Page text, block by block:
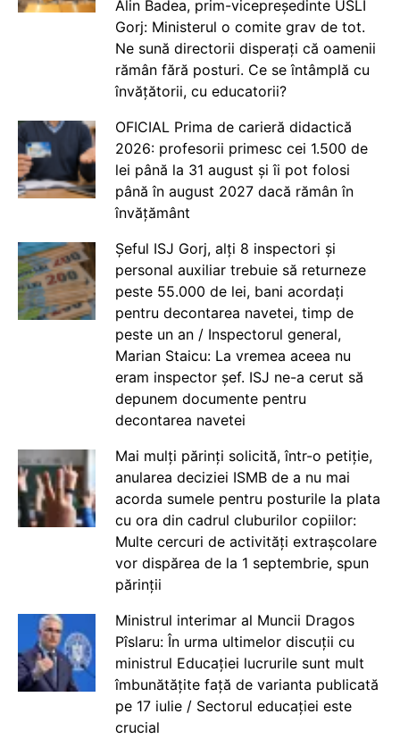
Alin Badea, prim-vicepreședinte USLI
Gorj: Ministerul o comite grav de tot.
Ne sună directorii disperați că oamenii
rămân fără posturi. Ce se întâmplă cu
învățătorii, cu educatorii?
OFICIAL Prima de carieră didactică
2026: profesorii primesc cei 1.500 de
lei până la 31 august și îi pot folosi
până în august 2027 dacă rămân în
învățământ
Șeful ISJ Gorj, alți 8 inspectori și
personal auxiliar trebuie să returneze
peste 55.000 de lei, bani acordați
pentru decontarea navetei, timp de
peste un an / Inspectorul general,
Marian Staicu: La vremea aceea nu
eram inspector șef. ISJ ne-a cerut să
depunem documente pentru
decontarea navetei
Mai mulți părinți solicită, într-o petiție,
anularea deciziei ISMB de a nu mai
acorda sumele pentru posturile la plata
cu ora din cadrul cluburilor copiilor:
Multe cercuri de activități extrașcolare
vor dispărea de la 1 septembrie, spun
părinții
Ministrul interimar al Muncii Dragos
Pîslaru: În urma ultimelor discuții cu
ministrul Educației lucrurile sunt mult
îmbunătățite față de varianta publicată
pe 17 iulie / Sectorul educației este
crucial